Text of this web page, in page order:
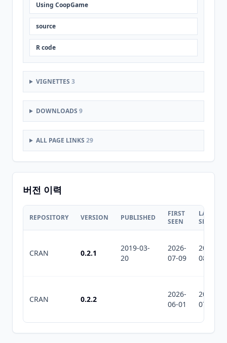
Using CoopGame
source
R code
VIGNETTES 3
DOWNLOADS 9
ALL PAGE LINKS 29
버전 이력
REPOSITORY VERSION PUBLISHED
FIRST
SEEN
LAST
SEEN
CRAN 0.2.1
2019-03-
20
2026-
07-09
2026-
08-08
CRAN 0.2.2
2026-
06-01
2026-
07-10